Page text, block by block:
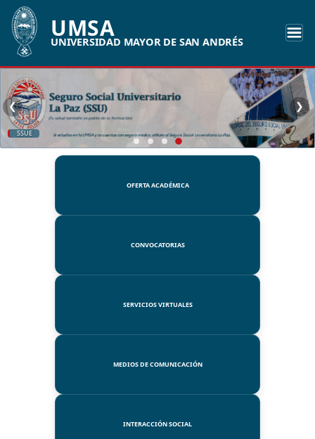
UMSA
UNIVERSIDAD MAYOR DE SAN ANDRÉS
SSUE
❮ ❯
OFERTA ACADÉMICA
CONVOCATORIAS
SERVICIOS VIRTUALES
MEDIOS DE COMUNICACIÓN
INTERACCIÓN SOCIAL